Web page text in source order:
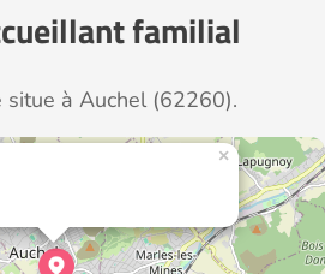
familial
à Auchel (62260).
×